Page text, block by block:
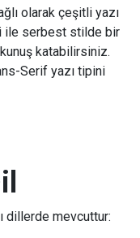
olarak çeşitli yazı
ile serbest stilde bir
katabilirsiniz.
Serif yazı tipini
dillerde mevcuttur: